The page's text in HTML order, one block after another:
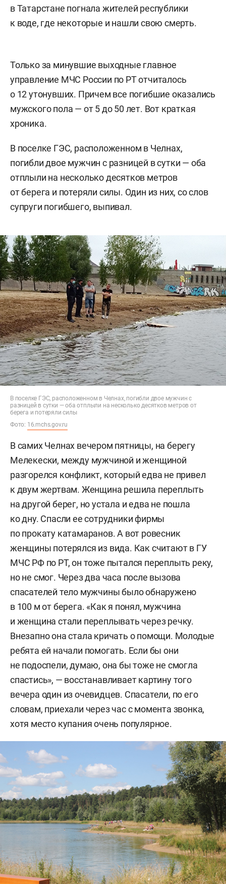
в Татарстане погнала жителей республики
к воде, где некоторые и нашли свою смерть.
Только за минувшие выходные главное
управление МЧС России по РТ отчиталось
о 12 утонувших. Причем все погибшие оказались
мужского пола — от 5 до 50 лет. Вот краткая
хроника.
В поселке ГЭС, расположенном в Челнах,
погибли двое мужчин с разницей в сутки — оба
отплыли на несколько десятков метров
от берега и потеряли силы. Один из них, со слов
супруги погибшего, выпивал.
В поселке ГЭС, расположенном в Челнах, погибли двое мужчин с
разницей в сутки — оба отплыли на несколько десятков метров от
берега и потеряли силы
Фото: 16.mchs.gov.ru
В самих Челнах вечером пятницы, на берегу
Мелекески, между мужчиной и женщиной
разгорелся конфликт, который едва не привел
к двум жертвам. Женщина решила переплыть
на другой берег, но устала и едва не пошла
ко дну. Спасли ее сотрудники фирмы
по прокату катамаранов. А вот ровесник
женщины потерялся из вида. Как считают в ГУ
МЧС РФ по РТ, он тоже пытался переплыть реку,
но не смог. Через два часа после вызова
спасателей тело мужчины было обнаружено
в 100 м от берега. «Как я понял, мужчина
и женщина стали переплывать через речку.
Внезапно она стала кричать о помощи. Молодые
ребята ей начали помогать. Если бы они
не подоспели, думаю, она бы тоже не смогла
спастись», — восстанавливает картину того
вечера один из очевидцев. Спасатели, по его
словам, приехали через час с момента звонка,
хотя место купания очень популярное.